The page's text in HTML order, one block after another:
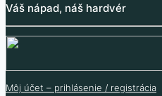
Váš nápad, náš hardvér
Môj účet – prihlásenie / registrácia